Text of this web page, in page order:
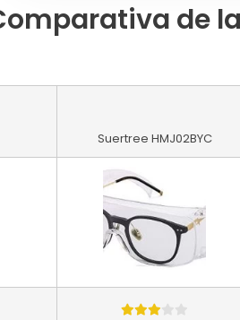
de
Suertree HMJ02BYC